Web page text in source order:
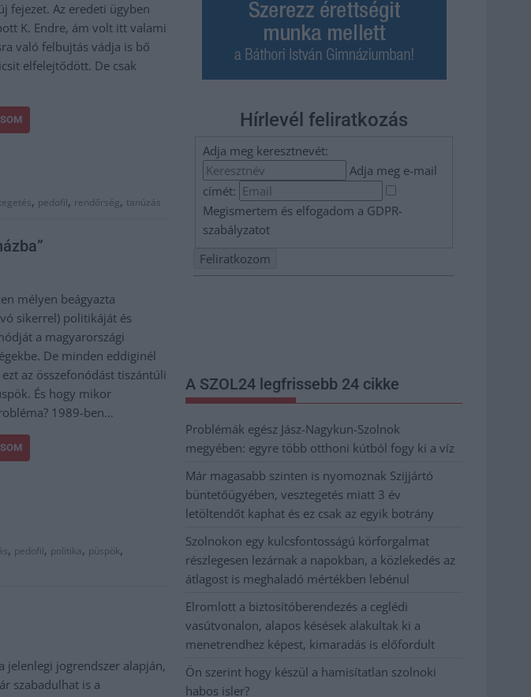
fejezet. Az eredeti ügyben
K. Endre, ám volt itt valami
való felbujtás vádja is bő
elfelejtődött. De csak
, pedofil, rendőrség, tanúzás
mélyen beágyazta
sikerrel) politikáját és
a magyarországi
De minden eddiginél
az összefonódást tiszántúli
És hogy mikor
1989-ben…
, pedofil, politika, püspök,
jelenlegi jogrendszer alapján,
szabadulhat is a
Hírlevél feliratkozás
Adja meg keresztnevét:
Adja meg e-mail
címét:
Megismertem és elfogadom a GDPR-
szabályzatot
A SZOL24 legfrissebb 24 cikke
Problémák egész Jász-Nagykun-Szolnok
megyében: egyre több otthoni kútból fogy ki a víz
Már magasabb szinten is nyomoznak Szijjártó
büntetőügyében, vesztegetés miatt 3 év
letöltendőt kaphat és ez csak az egyik botrány
Szolnokon egy kulcsfontosságú körforgalmat
részlegesen lezárnak a napokban, a közlekedés az
átlagost is meghaladó mértékben lebénul
Elromlott a biztosítóberendezés a ceglédi
vasútvonalon, alapos késések alakultak ki a
menetrendhez képest, kimaradás is előfordult
Ön szerint hogy készül a hamisítatlan szolnoki
habos isler?